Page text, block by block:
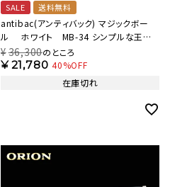
SALE 送料無料
antibac(アンティバック) マジックボー
ル ホワイト MB-34 シンプルな王道
ホワイト 【AB】
¥36,300のところ
¥21,780 40%OFF
在庫切れ